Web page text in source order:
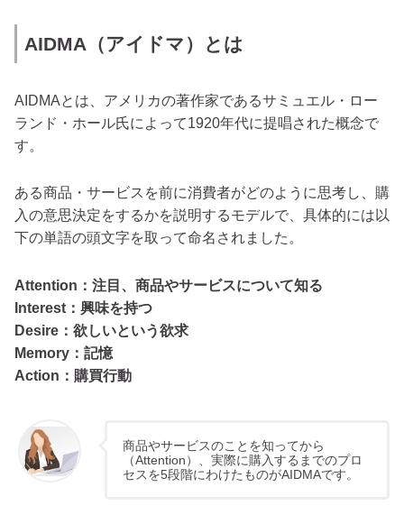
AIDMA（アイドマ）とは
AIDMAとは、アメリカの著作家であるサミュエル・ロー
ランド・ホール氏によって1920年代に提唱された概念で
す。
ある商品・サービスを前に消費者がどのように思考し、購
入の意思決定をするかを説明するモデルで、具体的には以
下の単語の頭文字を取って命名されました。
Attention：注目、商品やサービスについて知る
Interest：興味を持つ
Desire：欲しいという欲求
Memory：記憶
Action：購買行動
商品やサービスのことを知ってから
（Attention）、実際に購入するまでのプロ
セスを5段階にわけたものがAIDMAです。